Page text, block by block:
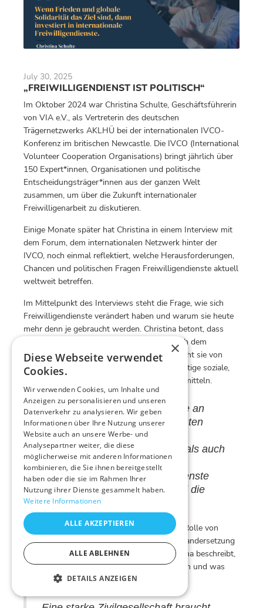
July 30, 2025
„FREIWILLIGENDIENST IST POLITISCH“
Im Oktober 2024 war Christina Schulte, Geschäftsführerin
von VIA e.V., als Vertreterin des deutschen
Trägernetzwerks AKLHÜ bei der internationalen IVCO-
Konferenz im britischen Newcastle. Die IVCO (International
Volunteer Cooperation Organisations) bringt jährlich über
150 Expert*innen, Organisationen und politische
Entscheidungsträger*innen aus der ganzen Welt
zusammen, um über die Zukunft internationaler
Freiwilligenarbeit zu diskutieren.
Einige Monate später hat Christina in einem Interview mit
dem Forum, dem internationalen Netzwerk hinter der
IVCO, noch einmal reflektiert, welche Herausforderungen,
Chancen und politischen Fragen Freiwilligendienste aktuell
weltweit betreffen.
Im Mittelpunkt des Interviews steht die Frage, wie sich
Freiwilligendienste verändert haben und warum sie heute
mehr denn je gebraucht werden. Christina betont, dass
diese Dienste längst kein „Lückenfüller“ nach dem
Schulabschluss mehr sind. Stattdessen spricht sie von
Bildungsdiensten, die jungen Menschen wichtige soziale,
persönliche und politische Kompetenzen vermitteln.
„Wir wissen, dass Teilnehmende an
internationalen Freiwilligendiensten
danach resilienter, mobiler und
engagierter sind, sowohl sozial als auch
politisch. Wir können mit gutem
Gewissen sagen: Freiwilligendienste
stärken die Zivilgesellschaft und die
Demokratie.“
Ein zentrales Anliegen ist ihr dabei auch die Rolle von
Unterschieden, Vielfalt und kritischer Auseinandersetzung
in einer demokratischen Gesellschaft. Christina beschreibt,
was Freiwillige in ihrem Dienst lernen können und was
das für unsere Gesellschaft bedeutet:
×
Diese Webseite verwendet
Cookies.
Wir verwenden Cookies, um Inhalte und
Anzeigen zu personalisieren und unseren
Datenverkehr zu analysieren. Wir geben
Informationen über Ihre Nutzung unserer
Website auch an unsere Werbe- und
Analysepartner weiter, die diese
möglicherweise mit anderen Informationen
kombinieren, die Sie ihnen bereitgestellt
haben oder die sie im Rahmen Ihrer
Nutzung ihrer Dienste gesammelt haben.
Weitere Informationen
ALLE AKZEPTIEREN
ALLE ABLEHNEN
DETAILS ANZEIGEN